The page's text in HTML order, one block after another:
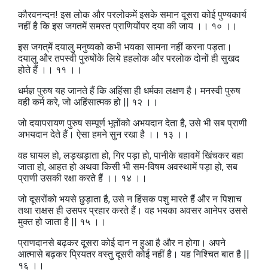
कौरवनन्दन! इस लोक और परलोकमें इसके समान दूसरा कोई पुण्यकार्य
नहीं है कि इस जगतमें समस्त प्राणियोंपर दया की जाय ।। १० ।।
इस जगत्‌में दयालु मनुष्यको कभी भयका सामना नहीं करना पड़ता।
दयालु और तपस्वी पुरुषोंके लिये हहलोक और परलोक दोनों ही सुखद
होते हैं ।। ११ ।।
धर्मज्ञ पुरुष यह जानते हैं कि अहिंसा ही धर्मका लक्षण है। मनस्वी पुरुष
वही कर्म करे, जो अहिंसात्मक हो || १२ ।।
जो दयापरायण पुरुष सम्पूर्ण भूतोंको अभयदान देता है, उसे भी सब प्राणी
अभयदान देते हैं। ऐसा हमने सुन रखा है ।। १३ ।।
वह घायल हो, लड़खड़ाता हो, गिर पड़ा हो, पानीके बहावमें खिंचकर बहा
जाता हो, आहत हो अथवा किसी भी सम-विषम अवस्थामें पड़ा हो, सब
प्राणी उसकी रक्षा करते हैं ।। १४ ।।
जो दूसरोंको भयसे छुड़ाता है, उसे न हिंसक पशु मारते हैं और न पिशाच
तथा राक्षस ही उसपर प्रहार करते हैं। वह भयका अवसर आनेपर उससे
मुक्त हो जाता है || १५ ।।
प्राणदानसे बढ़कर दूसरा कोई दान न हुआ है और न होगा। अपने
आत्मासे बढ़कर प्रियतर वस्तु दूसरी कोई नहीं है। यह निश्चित बात है ||
१६ ।।